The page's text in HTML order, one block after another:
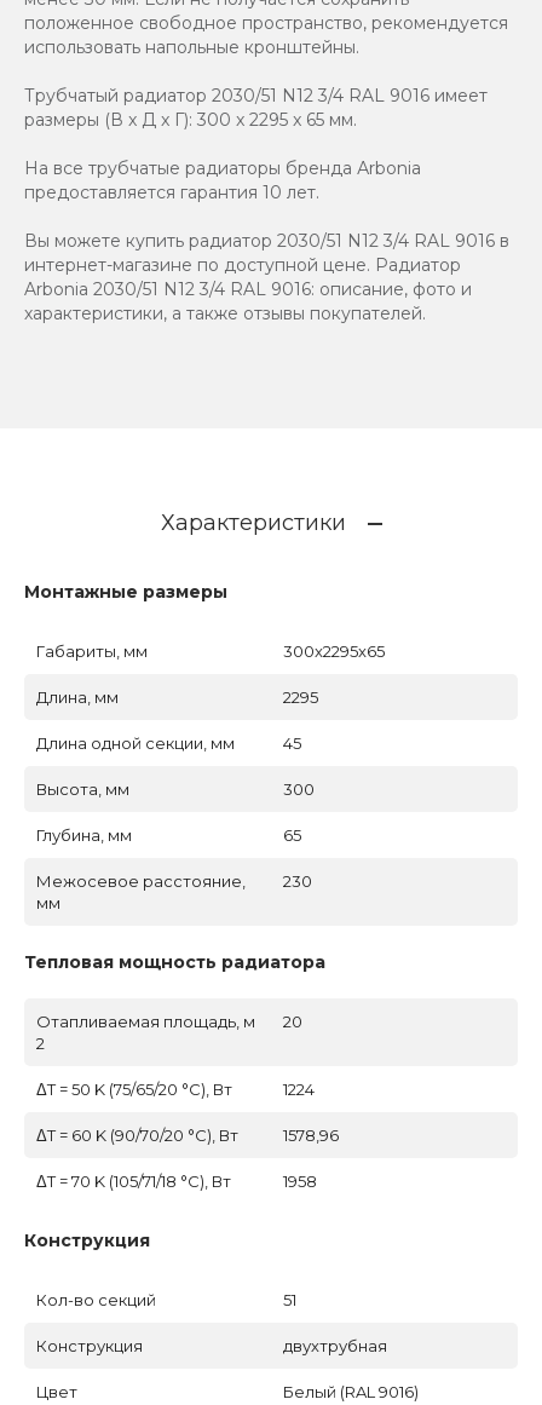
положенное свободное пространство, рекомендуется
использовать напольные кронштейны.
Трубчатый радиатор 2030/51 N12 3/4 RAL 9016 имеет
размеры (В x Д x Г): 300 x 2295 x 65 мм.
На все трубчатые радиаторы бренда Аrbonia
предоставляется гарантия 10 лет.
Вы можете купить радиатор 2030/51 N12 3/4 RAL 9016 в
интернет-магазине по доступной цене. Радиатор
Arbonia 2030/51 N12 3/4 RAL 9016: описание, фото и
характеристики, а также отзывы покупателей.
Характеристики
Монтажные размеры
Габариты, мм 300x2295x65
Длина, мм 2295
Длина одной секции, мм 45
Высота, мм 300
Глубина, мм 65
Межосевое расстояние,
мм
230
Тепловая мощность радиатора
Отапливаемая площадь, м
2
20
ΔT = 50 K (75/65/20 °C), Вт 1224
ΔT = 60 K (90/70/20 °C), Вт 1578,96
ΔT = 70 K (105/71/18 °C), Вт 1958
Конструкция
Кол-во секций 51
Конструкция двухтрубная
Цвет Белый (RAL 9016)